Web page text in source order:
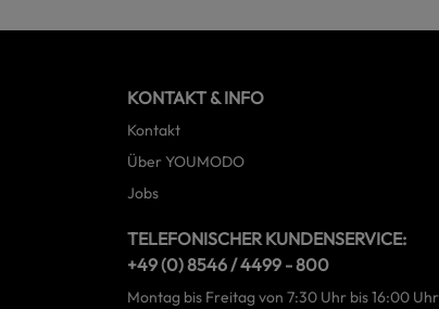
KONTAKT & INFO
Kontakt
Über YOUMODO
Jobs
TELEFONISCHER KUNDENSERVICE:
+49 (0) 8546 / 4499 - 800
Montag bis Freitag von 7:30 Uhr bis 16:00 Uhr